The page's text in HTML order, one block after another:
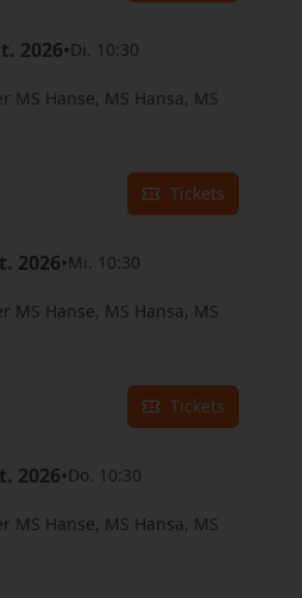
2026•Di. 10:30
MS Hanse, MS Hansa, MS
Tickets
2026•Mi. 10:30
MS Hanse, MS Hansa, MS
Tickets
2026•Do. 10:30
MS Hanse, MS Hansa, MS